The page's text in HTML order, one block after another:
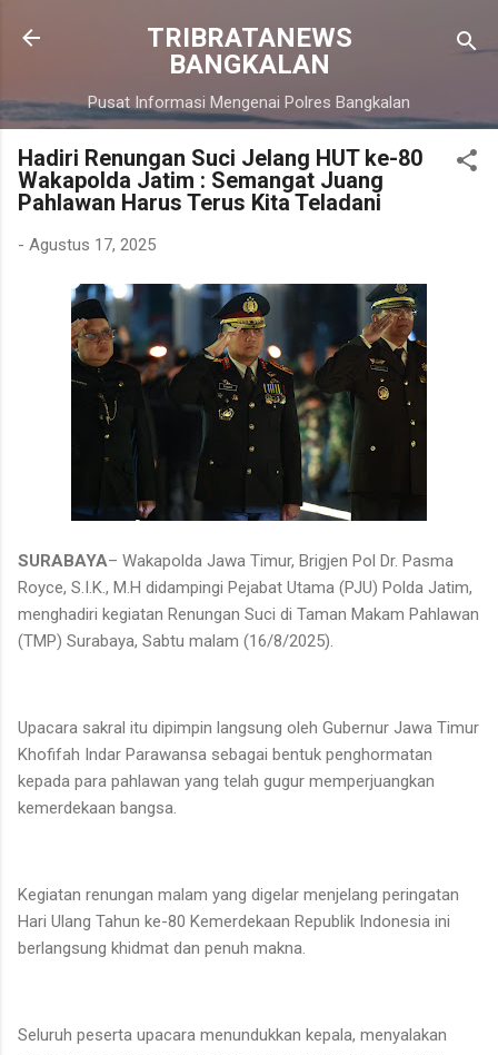
Langsung ke konten utama
TRIBRATANEWS
BANGKALAN
Pusat Informasi Mengenai Polres Bangkalan
Hadiri Renungan Suci Jelang HUT ke-80
Wakapolda Jatim : Semangat Juang
Pahlawan Harus Terus Kita Teladani
- Agustus 17, 2025
SURABAYA– Wakapolda Jawa Timur, Brigjen Pol Dr. Pasma
Royce, S.I.K., M.H didampingi Pejabat Utama (PJU) Polda Jatim,
menghadiri kegiatan Renungan Suci di Taman Makam Pahlawan
(TMP) Surabaya, Sabtu malam (16/8/2025).
Upacara sakral itu dipimpin langsung oleh Gubernur Jawa Timur
Khofifah Indar Parawansa sebagai bentuk penghormatan
kepada para pahlawan yang telah gugur memperjuangkan
kemerdekaan bangsa.
Kegiatan renungan malam yang digelar menjelang peringatan
Hari Ulang Tahun ke-80 Kemerdekaan Republik Indonesia ini
berlangsung khidmat dan penuh makna.
Seluruh peserta upacara menundukkan kepala, menyalakan